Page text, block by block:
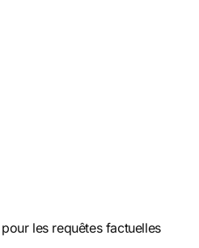
les requêtes factuelles